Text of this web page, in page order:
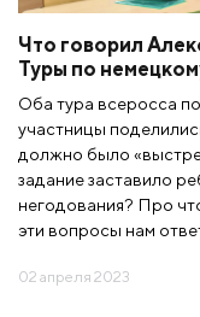
Что говорил
Туры по
Оба тура всеросса
участницы
должно было
задание заставило
негодования? Про
эти вопросы нам
02 апреля 2023